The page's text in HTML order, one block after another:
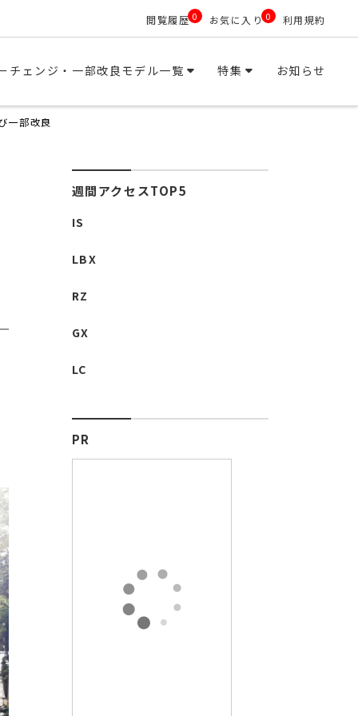
閲覧履歴 0 お気に入り 0 利用規約
チェンジ・一部改良モデル一覧 特集 お知らせ
一部改良
週間アクセスTOP5
IS
LBX
RZ
GX
LC
PR